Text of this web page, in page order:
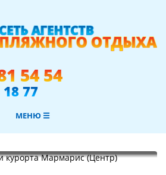
54 54
18 77
МЕНЮ ☰